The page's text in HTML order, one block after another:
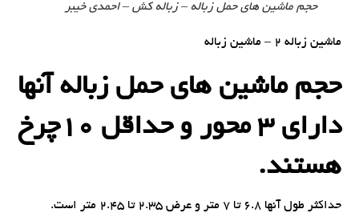
حجم ماشین های حمل زباله – زباله کش – احمدی خیبر
ماشین زباله 2 – ماشین زباله
حجم ماشین های حمل زباله آنها
دارای 3 محور و حداقل 10چرخ
هستند.
حداکثر طول آنها 6.8 تا 7 متر و عرض 2.35 تا 2.45 متر است.